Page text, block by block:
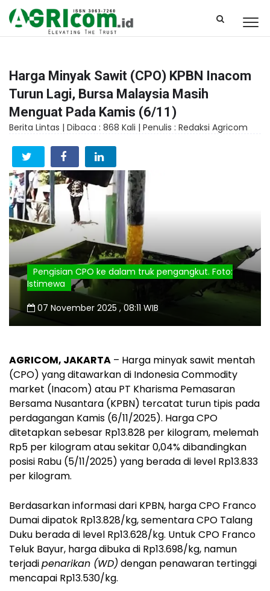
Harga Minyak Sawit (CPO) KPBN Inacom
Turun Lagi, Bursa Malaysia Masih
Menguat Pada Kamis (6/11)
Berita Lintas | Dibaca : 868 Kali | Penulis : Redaksi Agricom
Pengisian CPO ke dalam truk pengangkut. Foto:
Istimewa
07 November 2025 , 08:11 WIB
AGRICOM, JAKARTA – Harga minyak sawit mentah
(CPO) yang ditawarkan di Indonesia Commodity
market (Inacom) atau PT Kharisma Pemasaran
Bersama Nusantara (KPBN) tercatat turun tipis pada
perdagangan Kamis (6/11/2025). Harga CPO
ditetapkan sebesar Rp13.828 per kilogram, melemah
Rp5 per kilogram atau sekitar 0,04% dibandingkan
posisi Rabu (5/11/2025) yang berada di level Rp13.833
per kilogram.
Berdasarkan informasi dari KPBN, harga CPO Franco
Dumai dipatok Rp13.828/kg, sementara CPO Talang
Duku berada di level Rp13.628/kg. Untuk CPO Franco
Teluk Bayur, harga dibuka di Rp13.698/kg, namun
terjadipenarikan (WD) dengan penawaran tertinggi
mencapai Rp13.530/kg.